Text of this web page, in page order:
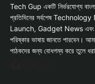
Tech Gup একটি নির্ভরযোগ্য
প্রতিদিনের সর্বশেষ
Launch, Gadget News এবং
পরিষ্কার ভাষায় জানতে পারবেন।
পাঠকদের জন্য বোধগম্য করে তুলে